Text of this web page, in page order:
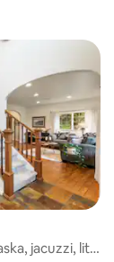
jacuzzi, lits